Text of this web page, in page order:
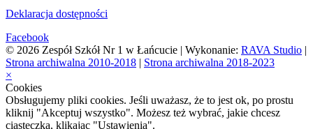
Deklaracja dostępności
Facebook
© 2026 Zespół Szkół Nr 1 w Łańcucie | Wykonanie: RAVA Studio |
Strona archiwalna 2010-2018 | Strona archiwalna 2018-2023
×
Cookies
Obsługujemy pliki cookies. Jeśli uważasz, że to jest ok, po prostu
kliknij "Akceptuj wszystko". Możesz też wybrać, jakie chcesz
ciasteczka, klikając "Ustawienia".